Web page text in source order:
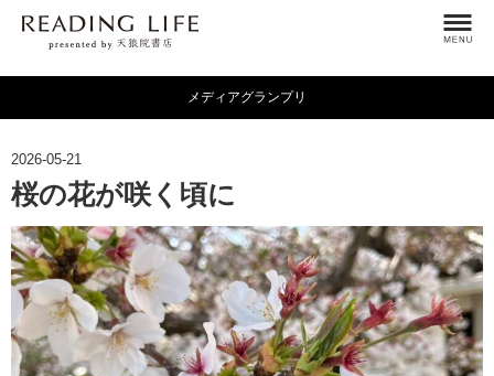
メディアグランプリ
2026-05-21
桜の花が咲く頃に